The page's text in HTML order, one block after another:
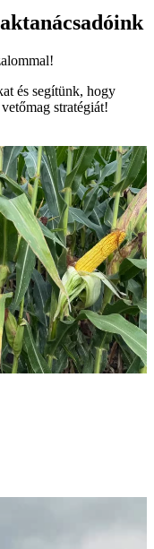
és segítünk, hogy
stratégiát!